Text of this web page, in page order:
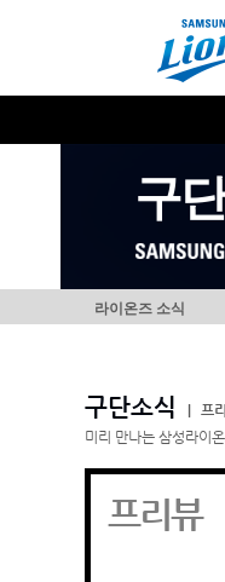
구단
라이온즈 소식
구단소식
프
미리 만나는 삼성라이
프리뷰